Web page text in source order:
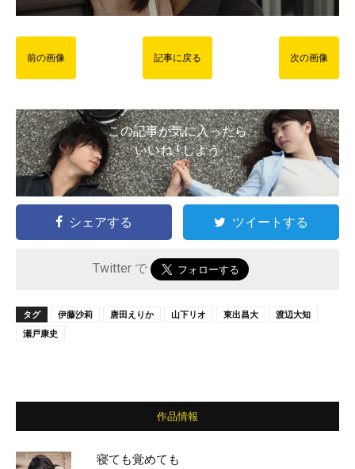
前の画像 記事に戻る 次の画像
この記事が気に入ったら
いいね ! しよう
シェアする ツイートする
Twitter で
タグ 伊藤沙莉 唐田えりか 山下リオ 東出昌大
渡辺大知
瀬戸康史
作品情報
寝ても覚めても